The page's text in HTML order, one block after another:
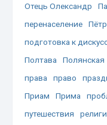
Отець Олександр
перенаселение
подготовка к
Полтава
Полянская
права
право
Приам
Прима
путешествия